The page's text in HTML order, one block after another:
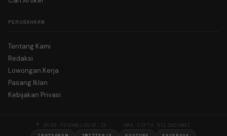
PERUSAHAAN
Tentang Kami
Redaksi
Lowongan Kerja
Pasang Iklan
Kebijakan Privasi
© 2026 TECHNOLOGUE.ID · HAK CIPTA DILINDUNGI